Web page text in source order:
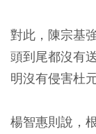
對此，陳宗基
頭到尾都沒有
明沒有侵害杜
楊智惠則說，